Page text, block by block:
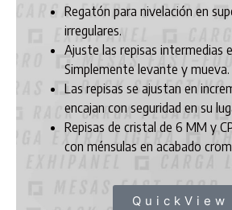
Regatón para nivelación en
irregulares.
Ajuste las repisas intermedias
Simplemente levante y mueva.
Las repisas se ajustan en
encajan con seguridad en su
Repisas de cristal de 6 MM y
con ménsulas en acabado
QuickView